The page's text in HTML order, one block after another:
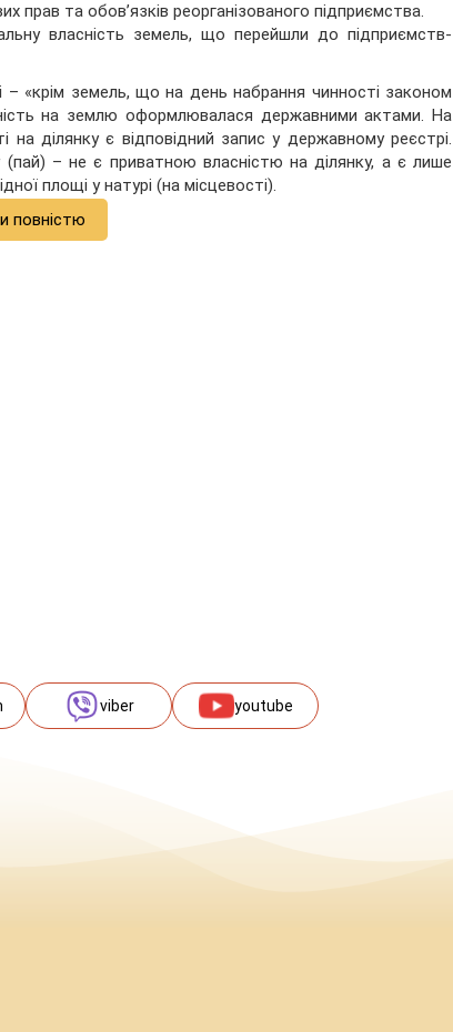
та обов’язків реорганізованого підприємства.
власність земель, що перейшли до підприємств-
«крім земель, що на день набрання чинності законом
на землю оформлювалася державними актами. На
на ділянку є відповідний запис у державному реєстрі.
– не є приватною власністю на ділянку, а є лише
площі у натурі (на місцевості).
повністю
viber youtube